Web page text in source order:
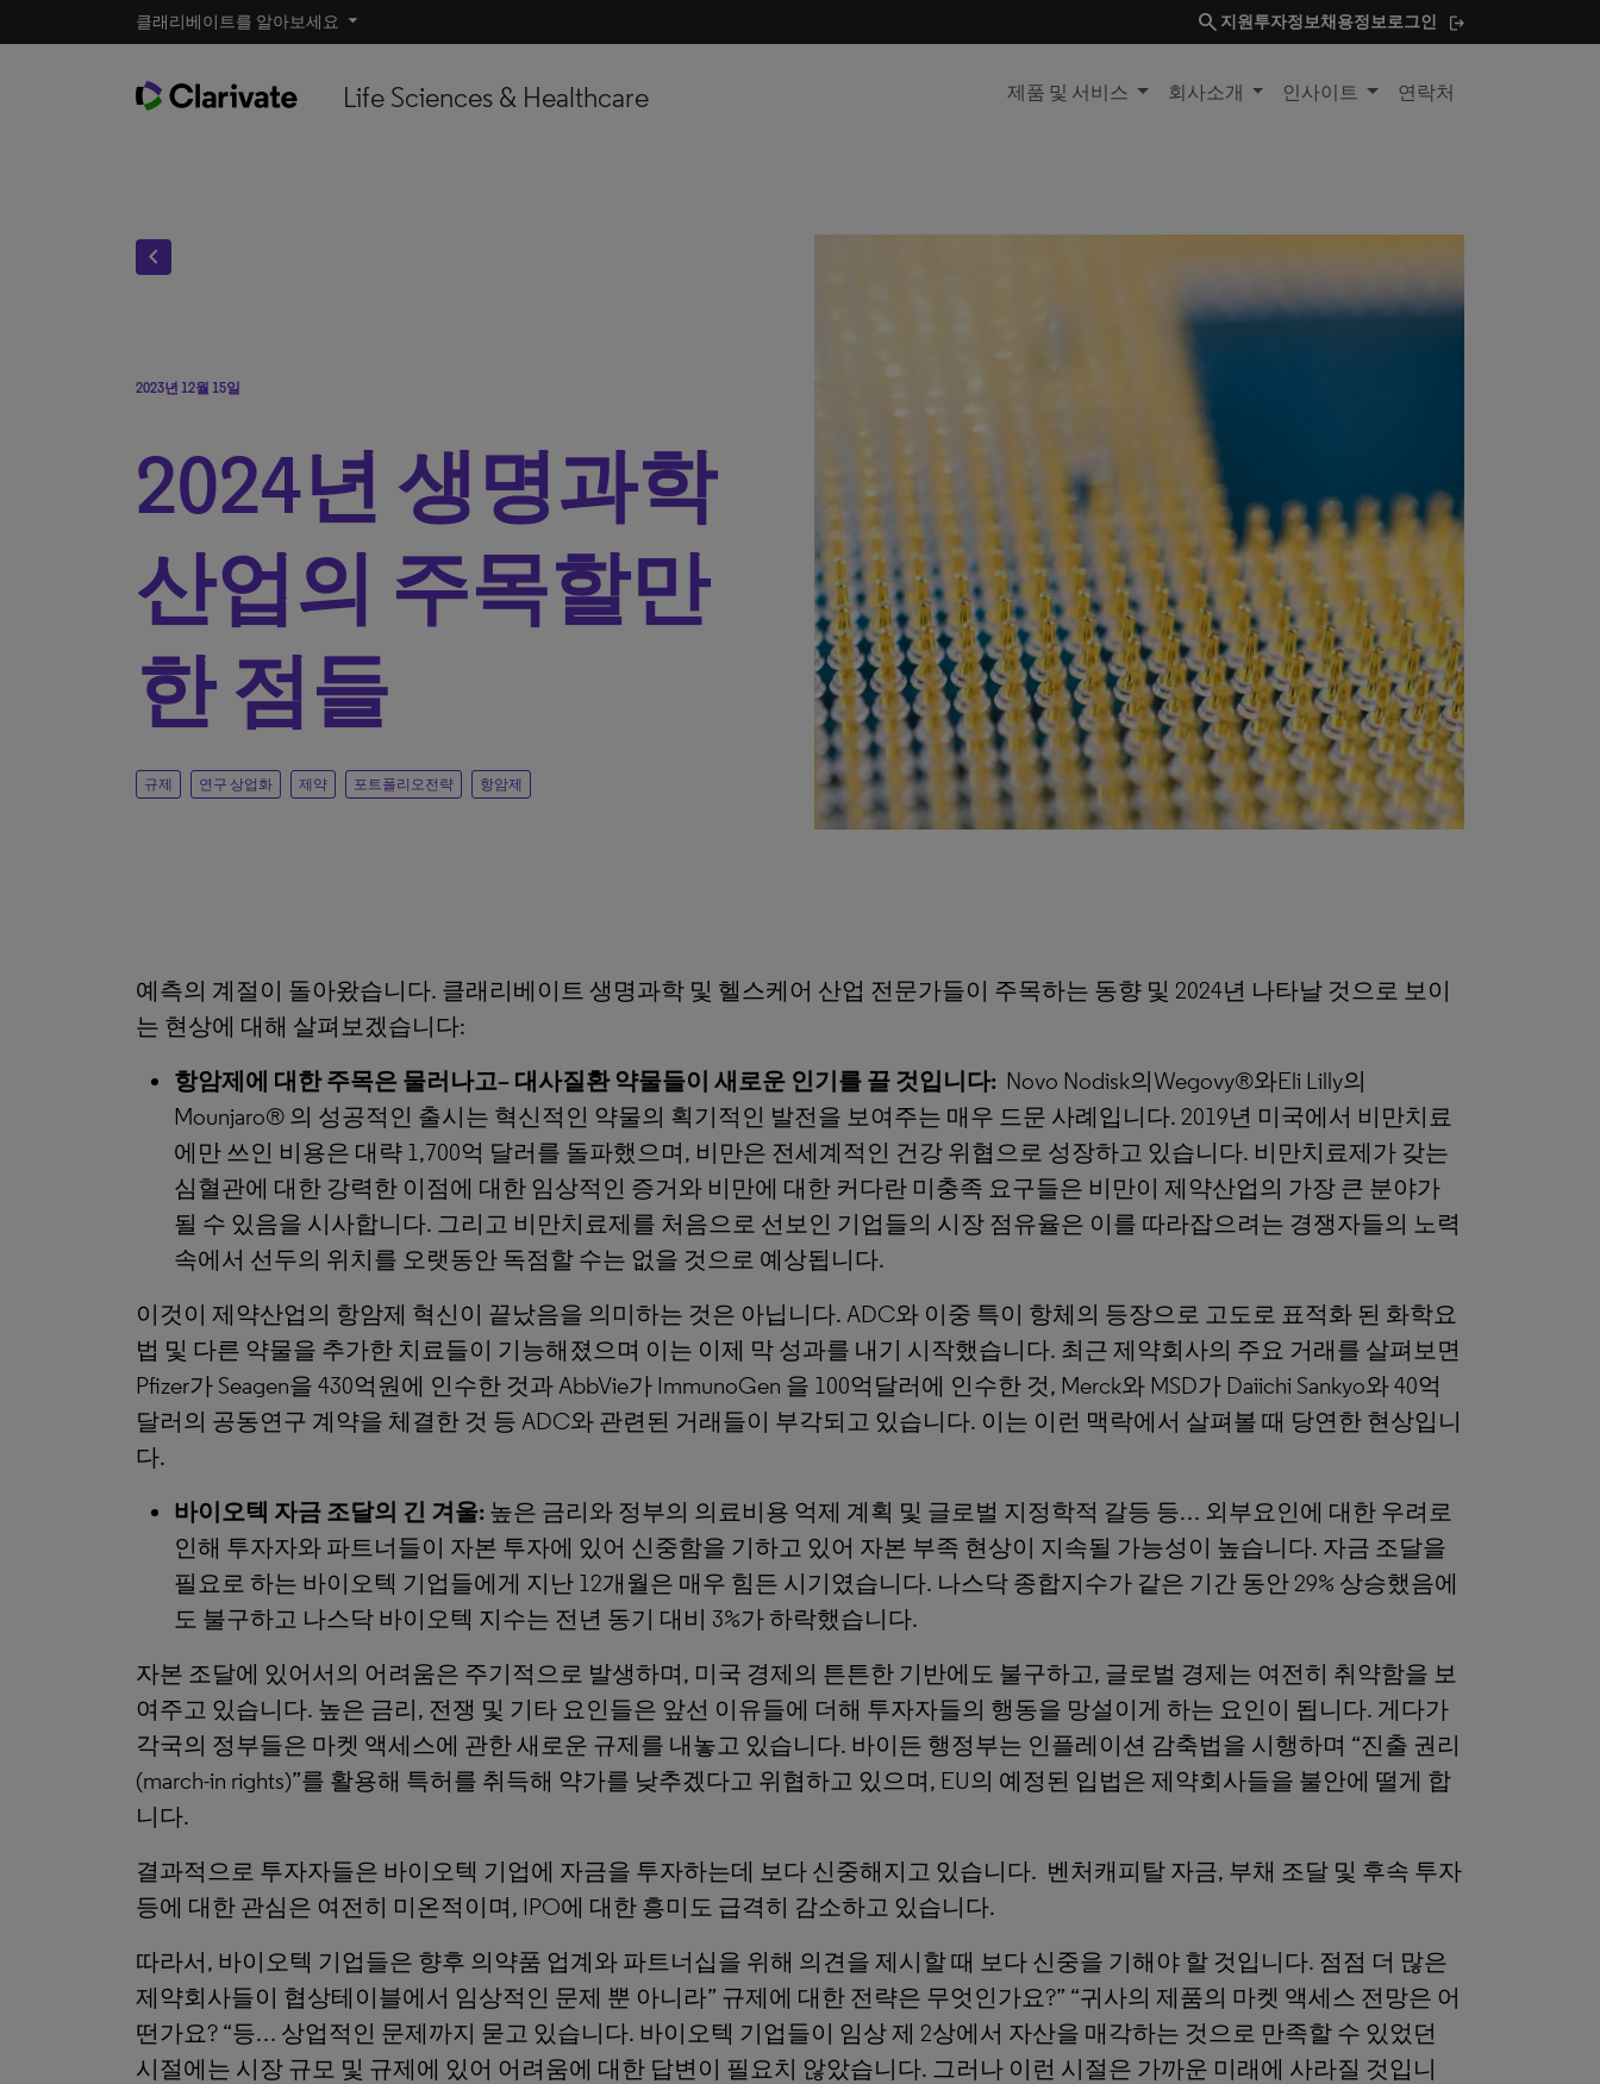
클래리베이트를 알아보세요 search 지원투자정보채용정보로그인
Life Sciences & Healthcare 제품 및 서비스 회사소개 인사이트 연락처
chevron_left
2023년 12월 15일
2024년 생명과학
산업의 주목할만
한 점들
규제 연구 상업화 제약 포트폴리오전략 항암제
예측의 계절이 돌아왔습니다. 클래리베이트 생명과학 및 헬스케어 산업 전문가들이 주목하는 동향 및 2024년 나타날 것으로 보이
는 현상에 대해 살펴보겠습니다:
항암제에 대한 주목은 물러나고– 대사질환 약물들이 새로운 인기를 끌 것입니다: Novo Nodisk의Wegovy®와Eli Lilly의
Mounjaro® 의 성공적인 출시는 혁신적인 약물의 획기적인 발전을 보여주는 매우 드문 사례입니다. 2019년 미국에서 비만치료
에만 쓰인 비용은 대략 1,700억 달러를 돌파했으며, 비만은 전세계적인 건강 위협으로 성장하고 있습니다. 비만치료제가 갖는
심혈관에 대한 강력한 이점에 대한 임상적인 증거와 비만에 대한 커다란 미충족 요구들은 비만이 제약산업의 가장 큰 분야가
될 수 있음을 시사합니다. 그리고 비만치료제를 처음으로 선보인 기업들의 시장 점유율은 이를 따라잡으려는 경쟁자들의 노력
속에서 선두의 위치를 오랫동안 독점할 수는 없을 것으로 예상됩니다.
이것이 제약산업의 항암제 혁신이 끝났음을 의미하는 것은 아닙니다. ADC와 이중 특이 항체의 등장으로 고도로 표적화 된 화학요
법 및 다른 약물을 추가한 치료들이 기능해졌으며 이는 이제 막 성과를 내기 시작했습니다. 최근 제약회사의 주요 거래를 살펴보면
Pfizer가 Seagen을 430억원에 인수한 것과 AbbVie가 ImmunoGen 을 100억달러에 인수한 것, Merck와 MSD가 Daiichi Sankyo와 40억
달러의 공동연구 계약을 체결한 것 등 ADC와 관련된 거래들이 부각되고 있습니다. 이는 이런 맥락에서 살펴볼 때 당연한 현상입니
다.
바이오텍 자금 조달의 긴 겨울: 높은 금리와 정부의 의료비용 억제 계획 및 글로벌 지정학적 갈등 등… 외부요인에 대한 우려로
인해 투자자와 파트너들이 자본 투자에 있어 신중함을 기하고 있어 자본 부족 현상이 지속될 가능성이 높습니다. 자금 조달을
필요로 하는 바이오텍 기업들에게 지난 12개월은 매우 힘든 시기였습니다. 나스닥 종합지수가 같은 기간 동안 29% 상승했음에
도 불구하고 나스닥 바이오텍 지수는 전년 동기 대비 3%가 하락했습니다.
자본 조달에 있어서의 어려움은 주기적으로 발생하며, 미국 경제의 튼튼한 기반에도 불구하고, 글로벌 경제는 여전히 취약함을 보
여주고 있습니다. 높은 금리, 전쟁 및 기타 요인들은 앞선 이유들에 더해 투자자들의 행동을 망설이게 하는 요인이 됩니다. 게다가
각국의 정부들은 마켓 액세스에 관한 새로운 규제를 내놓고 있습니다. 바이든 행정부는 인플레이션 감축법을 시행하며 “진출 권리
(march-in rights)”를 활용해 특허를 취득해 약가를 낮추겠다고 위협하고 있으며, EU의 예정된 입법은 제약회사들을 불안에 떨게 합
니다.
결과적으로 투자자들은 바이오텍 기업에 자금을 투자하는데 보다 신중해지고 있습니다. 벤처캐피탈 자금, 부채 조달 및 후속 투자
등에 대한 관심은 여전히 미온적이며, IPO에 대한 흥미도 급격히 감소하고 있습니다.
따라서, 바이오텍 기업들은 향후 의약품 업계와 파트너십을 위해 의견을 제시할 때 보다 신중을 기해야 할 것입니다. 점점 더 많은
제약회사들이 협상테이블에서 임상적인 문제 뿐 아니라” 규제에 대한 전략은 무엇인가요?” “귀사의 제품의 마켓 액세스 전망은 어
떤가요? “등… 상업적인 문제까지 묻고 있습니다. 바이오텍 기업들이 임상 제 2상에서 자산을 매각하는 것으로 만족할 수 있었던
시절에는 시장 규모 및 규제에 있어 어려움에 대한 답변이 필요치 않았습니다. 그러나 이런 시절은 가까운 미래에 사라질 것입니